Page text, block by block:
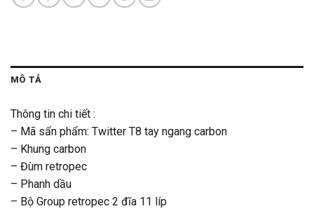
MÔ TẢ
Thông tin chi tiết :
– Mã sẩn phẩm: Twitter T8 tay ngang carbon
– Khung carbon
– Đùm retropec
– Phanh dầu
– Bộ Group retropec 2 đĩa 11 líp